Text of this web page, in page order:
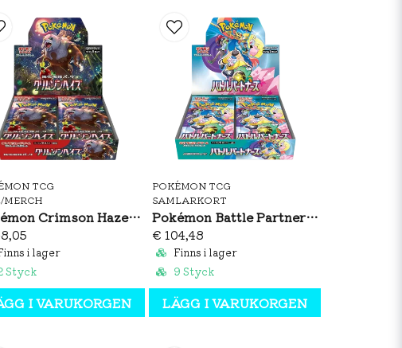
TCG
MERCH
Pokémon Crimson Haze Booster Box (JP)
i lager
Styck
I VARUKORGEN
POKÉMON TCG
SAMLARKORT
Pokémon Battle Partners Booster Box (JP)
€ 104,48
Finns i lager
9 Styck
LÄGG I VARUKORGEN